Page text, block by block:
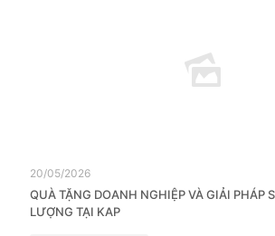
20/05/2026
QUÀ TẶNG DOANH NGHIỆP VÀ GIẢI PHÁP
LƯỢNG TẠI KAP